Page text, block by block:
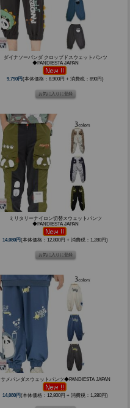
ダイナソーパンダ クロップドスウェットパンツ
◆PANDIESTA JAPAN
9,790円(本体価格：8,900円 + 消費税：890円)
ミリタリーナイロン切替スウェットパンツ
◆PANDIESTA JAPAN
14,080円(本体価格：12,800円 + 消費税：1,280円)
サメパンダスウェットパンツ◆PANDIESTA JAPAN
14,080円(本体価格：12,800円 + 消費税：1,280円)